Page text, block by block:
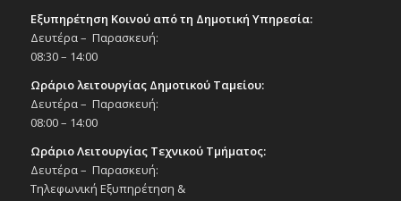
Εξυπηρέτηση Κοινού από τη Δημοτική Υπηρεσία:
Δευτέρα – Παρασκευή:
08:30 – 14:00
Ωράριο λειτουργίας Δημοτικού Ταμείου:
Δευτέρα – Παρασκευή:
08:00 – 14:00
Ωράριο Λειτουργίας Τεχνικού Τμήματος:
Δευτέρα – Παρασκευή:
Τηλεφωνική Εξυπηρέτηση &